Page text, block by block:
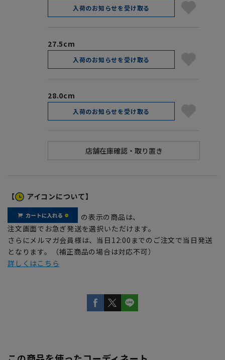
入荷のお知らせを受け取る
27.5cm
入荷のお知らせを受け取る
28.0cm
入荷のお知らせを受け取る
【 アイコンについて】
の表示の商品は、
注文画面でお急ぎ発送を選択いただけます。
さらにメルマガ会員様は、当日12:00までのご注文で当日発送
となります。（補正商品の場合は対応不可）
詳しくはこちら